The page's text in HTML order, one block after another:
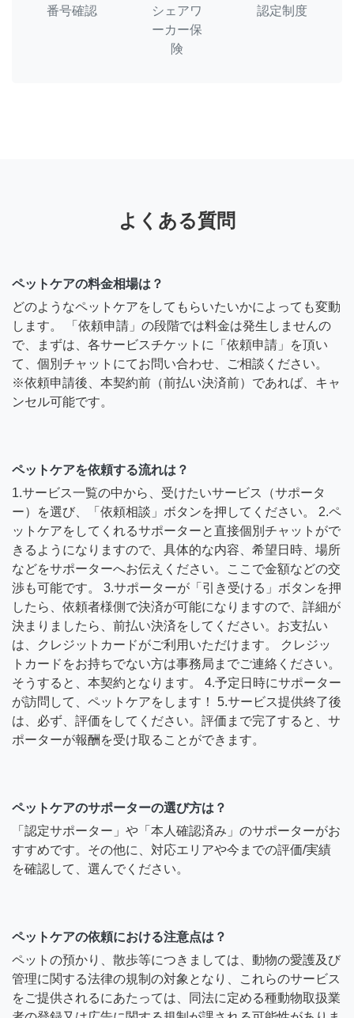
番号確認
シェアワ
ーカー保
険
認定制度
よくある質問
ペットケアの料金相場は？
どのようなペットケアをしてもらいたいかによっても変動
します。 「依頼申請」の段階では料金は発生しませんの
で、まずは、各サービスチケットに「依頼申請」を頂い
て、個別チャットにてお問い合わせ、ご相談ください。
※依頼申請後、本契約前（前払い決済前）であれば、キャ
ンセル可能です。
ペットケアを依頼する流れは？
1.サービス一覧の中から、受けたいサービス（サポータ
ー）を選び、「依頼相談」ボタンを押してください。 2.ペ
ットケアをしてくれるサポーターと直接個別チャットがで
きるようになりますので、具体的な内容、希望日時、場所
などをサポーターへお伝えください。ここで金額などの交
渉も可能です。 3.サポーターが「引き受ける」ボタンを押
したら、依頼者様側で決済が可能になりますので、詳細が
決まりましたら、前払い決済をしてください。お支払い
は、クレジットカードがご利用いただけます。 クレジッ
トカードをお持ちでない方は事務局までご連絡ください。
そうすると、本契約となります。 4.予定日時にサポーター
が訪問して、ペットケアをします！ 5.サービス提供終了後
は、必ず、評価をしてください。評価まで完了すると、サ
ポーターが報酬を受け取ることができます。
ペットケアのサポーターの選び方は？
「認定サポーター」や「本人確認済み」のサポーターがお
すすめです。その他に、対応エリアや今までの評価/実績
を確認して、選んでください。
ペットケアの依頼における注意点は？
ペットの預かり、散歩等につきましては、動物の愛護及び
管理に関する法律の規制の対象となり、これらのサービス
をご提供されるにあたっては、同法に定める種動物取扱業